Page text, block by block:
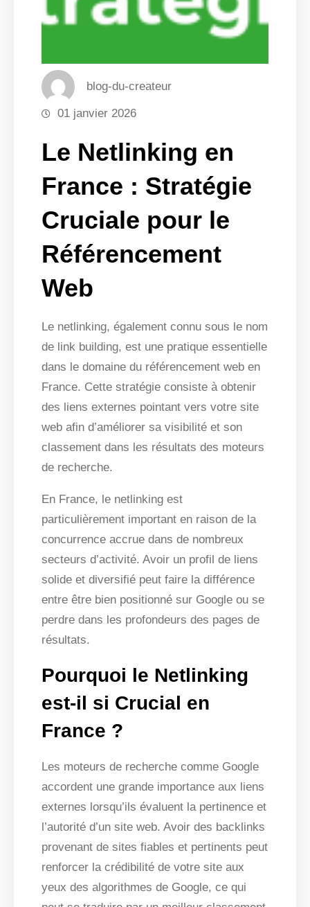
blog-du-createur
01 janvier 2026
Le Netlinking en
France : Stratégie
Cruciale pour le
Référencement
Web
Le netlinking, également connu sous le nom
de link building, est une pratique essentielle
dans le domaine du référencement web en
France. Cette stratégie consiste à obtenir
des liens externes pointant vers votre site
web afin d’améliorer sa visibilité et son
classement dans les résultats des moteurs
de recherche.
En France, le netlinking est
particulièrement important en raison de la
concurrence accrue dans de nombreux
secteurs d’activité. Avoir un profil de liens
solide et diversifié peut faire la différence
entre être bien positionné sur Google ou se
perdre dans les profondeurs des pages de
résultats.
Pourquoi le Netlinking
est-il si Crucial en
France ?
Les moteurs de recherche comme Google
accordent une grande importance aux liens
externes lorsqu’ils évaluent la pertinence et
l’autorité d’un site web. Avoir des backlinks
provenant de sites fiables et pertinents peut
renforcer la crédibilité de votre site aux
yeux des algorithmes de Google, ce qui